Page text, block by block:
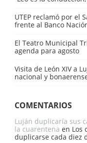
UTEP reclamó por el
frente al Banco
El Teatro Municipal
agenda para agosto
Visita de León XIV a
nacional y
COMENTARIOS
Luján duplicaría sus
la cuarentena en Los
duplicarse cada diez